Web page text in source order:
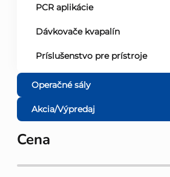
PCR aplikácie
Dávkovače kvapalín
Príslušenstvo pre prístroje
Operačné sály
Akcia/Výpredaj
Cena